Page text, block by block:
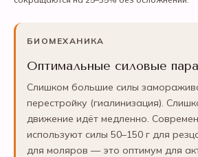
БИОМЕХАНИКА
Оптимальные силовые
Слишком большие силы
перестройку (гиалинизация).
движение идёт медленно.
используют силы 50–150 г для
для моляров — это оптимум для